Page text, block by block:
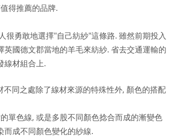
得推薦的品牌.
很勇敢地選擇"自己紡紗"這條路. 雖然前期投入
英國德文郡當地的羊毛來紡紗. 省去交通運輸的
線材組合上.
不同之處除了線材來源的特殊性外, 顏色的搭配
單色線, 或是多股不同顏色捻合而成的漸變色
而成不同顏色變化的紗線.